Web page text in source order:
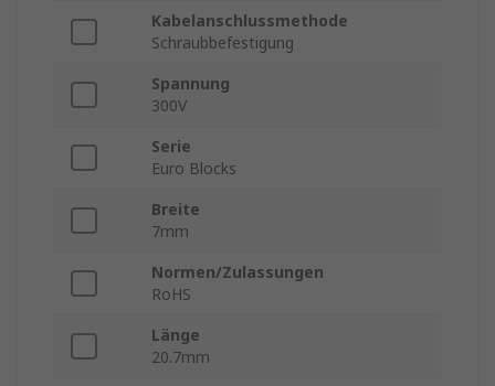
Kabelanschlussmethode
Schraubbefestigung
Spannung
300V
Serie
Euro Blocks
Breite
7mm
Normen/Zulassungen
RoHS
Länge
20.7mm